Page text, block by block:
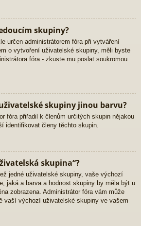
skupiny?
určen administrátorem fóra při vytváření
o vytvoření uživatelské skupiny, měli byste
fóra - zkuste mu poslat soukromou
skupiny jinou barvu?
fóra přiřadil k členům určitých skupin nějakou
identifikovat členy těchto skupin.
skupina“?
jedné uživatelské skupiny, vaše výchozí
jaká a barva a hodnost skupiny by měla být u
zobrazena. Administrátor fóra vám může
vaší výchozí uživatelské skupiny ve vašem